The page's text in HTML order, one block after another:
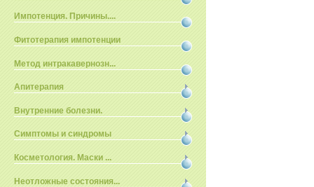
Импотенция. Причины....
Фитотерапия импотенции
Метод интракавернозн...
Апитерапия
Внутренние болезни.
Симптомы и синдромы
Косметология. Маски ...
Неотложные состояния...